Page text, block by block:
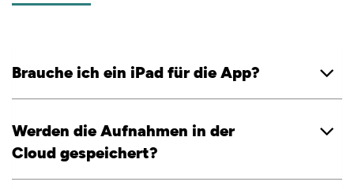
Brauche ich ein iPad für die App?
Werden die Aufnahmen in der
Cloud gespeichert?